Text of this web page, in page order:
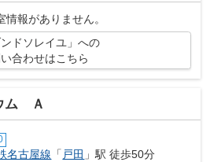
情報がありません。
ンドソレイユ」への
合わせはこちら
ム Ａ
名古屋線 「 戸田 」駅 徒歩50分